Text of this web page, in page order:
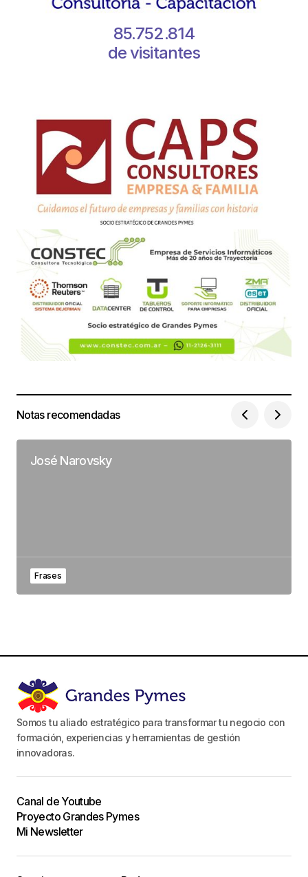
85.752.814
de visitantes
Notas recomendadas
José Narovsky
Frases
Somos tu aliado estratégico para transformar tu negocio con
formación, experiencias y herramientas de gestión
innovadoras.
Canal de Youtube
Proyecto Grandes Pymes
Mi Newsletter